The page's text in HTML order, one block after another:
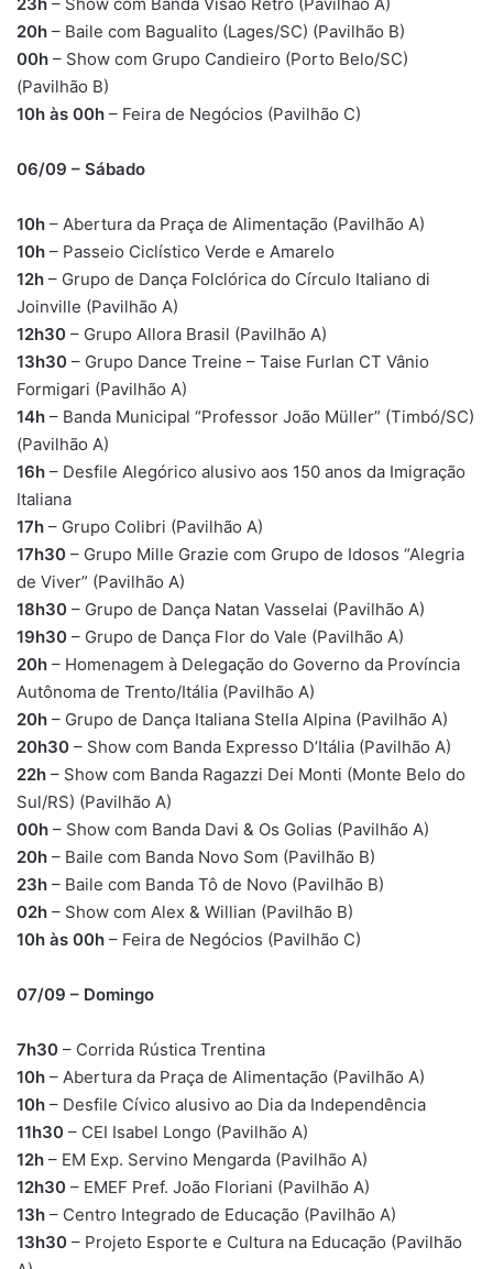
20h – Baile com Bagualito (Lages/SC) (Pavilhão B)
00h – Show com Grupo Candieiro (Porto Belo/SC)
(Pavilhão B)
10h às 00h – Feira de Negócios (Pavilhão C)
06/09 – Sábado
10h – Abertura da Praça de Alimentação (Pavilhão A)
10h – Passeio Ciclístico Verde e Amarelo
12h – Grupo de Dança Folclórica do Círculo Italiano di
Joinville (Pavilhão A)
12h30 – Grupo Allora Brasil (Pavilhão A)
13h30 – Grupo Dance Treine – Taise Furlan CT Vânio
Formigari (Pavilhão A)
14h – Banda Municipal “Professor João Müller” (Timbó/SC)
(Pavilhão A)
16h – Desfile Alegórico alusivo aos 150 anos da Imigração
Italiana
17h – Grupo Colibri (Pavilhão A)
17h30 – Grupo Mille Grazie com Grupo de Idosos “Alegria
de Viver” (Pavilhão A)
18h30 – Grupo de Dança Natan Vasselai (Pavilhão A)
19h30 – Grupo de Dança Flor do Vale (Pavilhão A)
20h – Homenagem à Delegação do Governo da Província
Autônoma de Trento/Itália (Pavilhão A)
20h – Grupo de Dança Italiana Stella Alpina (Pavilhão A)
20h30 – Show com Banda Expresso D’Itália (Pavilhão A)
22h – Show com Banda Ragazzi Dei Monti (Monte Belo do
Sul/RS) (Pavilhão A)
00h – Show com Banda Davi & Os Golias (Pavilhão A)
20h – Baile com Banda Novo Som (Pavilhão B)
23h – Baile com Banda Tô de Novo (Pavilhão B)
02h – Show com Alex & Willian (Pavilhão B)
10h às 00h – Feira de Negócios (Pavilhão C)
07/09 – Domingo
7h30 – Corrida Rústica Trentina
10h – Abertura da Praça de Alimentação (Pavilhão A)
10h – Desfile Cívico alusivo ao Dia da Independência
11h30 – CEI Isabel Longo (Pavilhão A)
12h – EM Exp. Servino Mengarda (Pavilhão A)
12h30 – EMEF Pref. João Floriani (Pavilhão A)
13h – Centro Integrado de Educação (Pavilhão A)
13h30 – Projeto Esporte e Cultura na Educação (Pavilhão